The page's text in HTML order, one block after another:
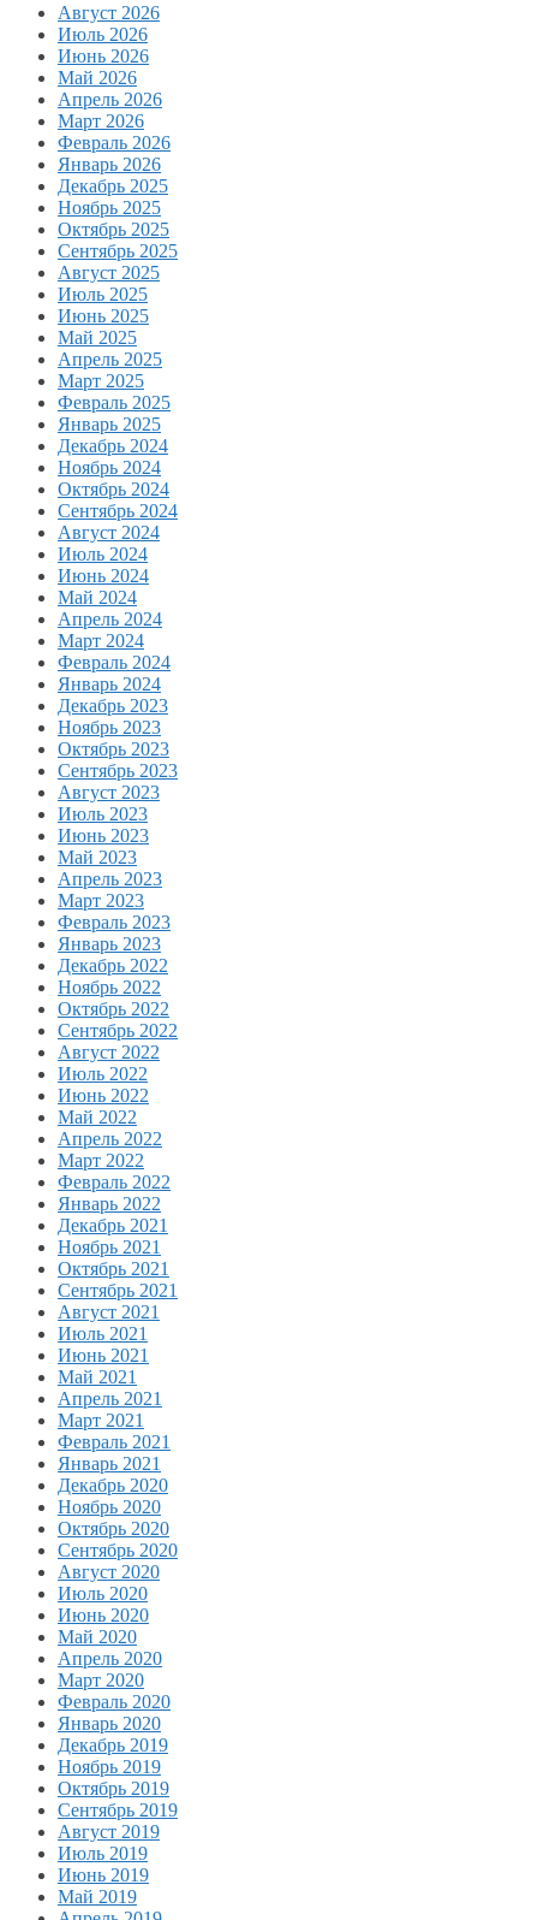
Август 2026
Июль 2026
Июнь 2026
Май 2026
Апрель 2026
Март 2026
Февраль 2026
Январь 2026
Декабрь 2025
Ноябрь 2025
Октябрь 2025
Сентябрь 2025
Август 2025
Июль 2025
Июнь 2025
Май 2025
Апрель 2025
Март 2025
Февраль 2025
Январь 2025
Декабрь 2024
Ноябрь 2024
Октябрь 2024
Сентябрь 2024
Август 2024
Июль 2024
Июнь 2024
Май 2024
Апрель 2024
Март 2024
Февраль 2024
Январь 2024
Декабрь 2023
Ноябрь 2023
Октябрь 2023
Сентябрь 2023
Август 2023
Июль 2023
Июнь 2023
Май 2023
Апрель 2023
Март 2023
Февраль 2023
Январь 2023
Декабрь 2022
Ноябрь 2022
Октябрь 2022
Сентябрь 2022
Август 2022
Июль 2022
Июнь 2022
Май 2022
Апрель 2022
Март 2022
Февраль 2022
Январь 2022
Декабрь 2021
Ноябрь 2021
Октябрь 2021
Сентябрь 2021
Август 2021
Июль 2021
Июнь 2021
Май 2021
Апрель 2021
Март 2021
Февраль 2021
Январь 2021
Декабрь 2020
Ноябрь 2020
Октябрь 2020
Сентябрь 2020
Август 2020
Июль 2020
Июнь 2020
Май 2020
Апрель 2020
Март 2020
Февраль 2020
Январь 2020
Декабрь 2019
Ноябрь 2019
Октябрь 2019
Сентябрь 2019
Август 2019
Июль 2019
Июнь 2019
Май 2019